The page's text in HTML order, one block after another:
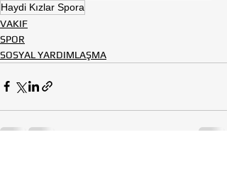
Haydi Kızlar Spora
VAKIF
SPOR
SOSYAL YARDIMLAŞMA